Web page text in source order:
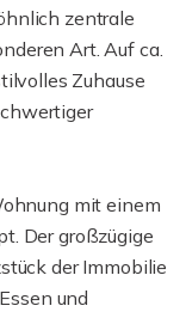
zentrale
Art. Auf ca.
Zuhause
mit einem
Der großzügige
der Immobilie
und